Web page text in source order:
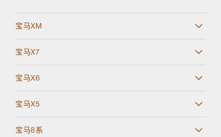
宝马XM
宝马X7
宝马X6
宝马X5
宝马8系